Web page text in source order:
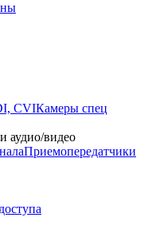
CVIКамеры спец
аудио/видео
Приемопередатчики